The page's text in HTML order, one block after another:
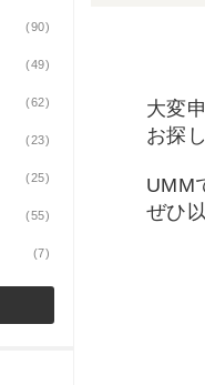
大変
お探
UMM
ぜひ
(90)
(49)
(62)
(23)
(25)
(55)
(7)